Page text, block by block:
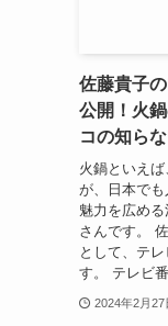
佐藤貴子
公開！火
コの知らな
火鍋といえ
が、日本で
魅力を広め
さんです。
として、テ
す。 テレビ
2024年2月27